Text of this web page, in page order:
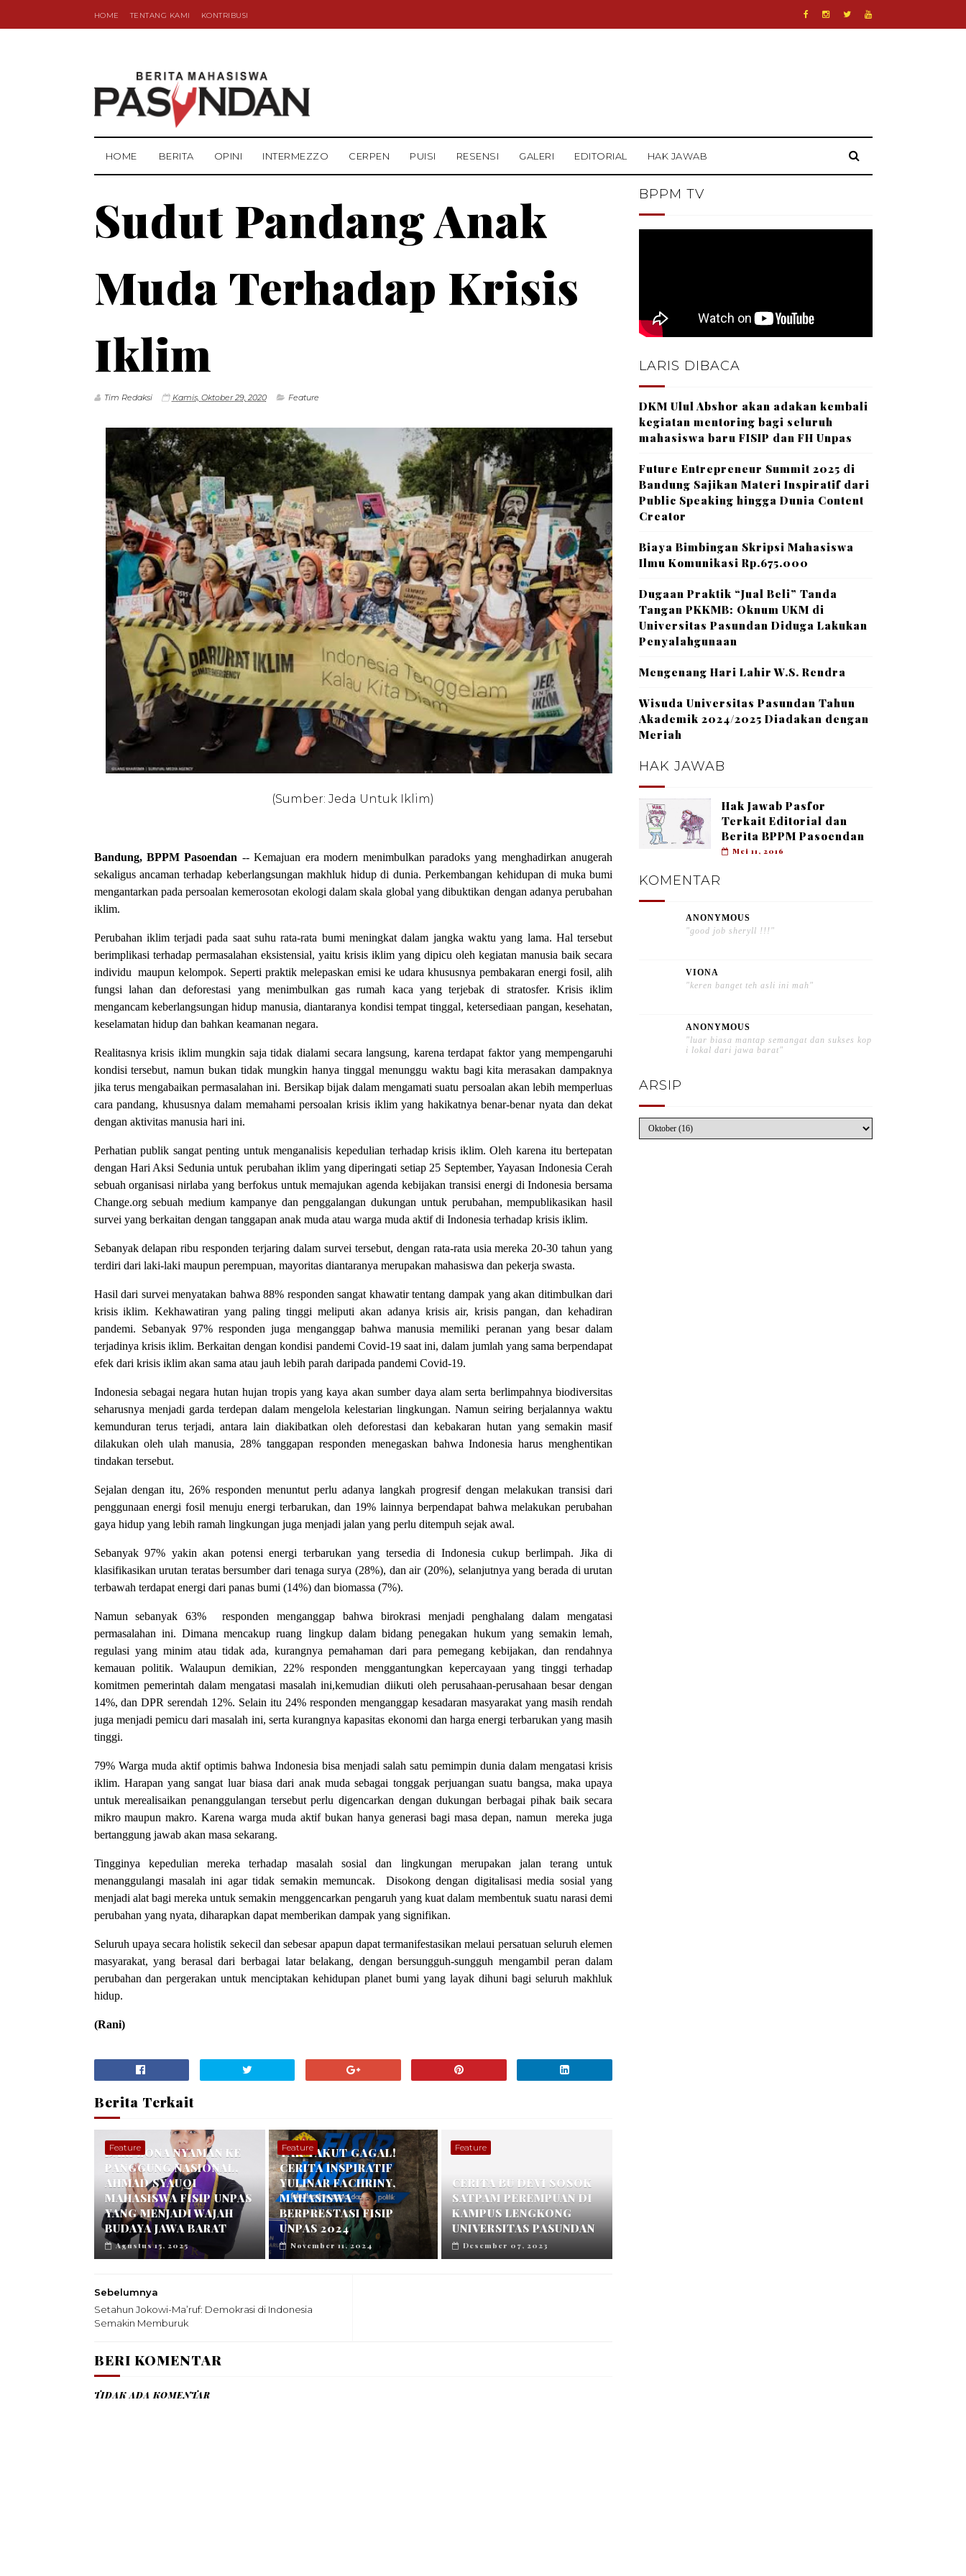
HOME TENTANG KAMI KONTRIBUSI
HOME BERITA OPINI INTERMEZZO CERPEN PUISI RESENSI GALERI EDITORIAL HAK JAWAB
Sudut Pandang Anak
Muda Terhadap Krisis
Iklim
Tim Redaksi Kamis, Oktober 29, 2020 Feature
(Sumber: Jeda Untuk Iklim)
Bandung, BPPM Pasoendan -- Kemajuan era modern menimbulkan paradoks yang menghadirkan anugerah
sekaligus ancaman terhadap keberlangsungan makhluk hidup di dunia. Perkembangan kehidupan di muka bumi
mengantarkan pada persoalan kemerosotan ekologi dalam skala global yang dibuktikan dengan adanya perubahan
iklim.
Perubahan iklim terjadi pada saat suhu rata-rata bumi meningkat dalam jangka waktu yang lama. Hal tersebut
berimplikasi terhadap permasalahan eksistensial, yaitu krisis iklim yang dipicu oleh kegiatan manusia baik secara
individu maupun kelompok. Seperti praktik melepaskan emisi ke udara khususnya pembakaran energi fosil, alih
fungsi lahan dan deforestasi yang menimbulkan gas rumah kaca yang terjebak di stratosfer. Krisis iklim
mengancam keberlangsungan hidup manusia, diantaranya kondisi tempat tinggal, ketersediaan pangan, kesehatan,
keselamatan hidup dan bahkan keamanan negara.
Realitasnya krisis iklim mungkin saja tidak dialami secara langsung, karena terdapat faktor yang mempengaruhi
kondisi tersebut, namun bukan tidak mungkin hanya tinggal menunggu waktu bagi kita merasakan dampaknya
jika terus mengabaikan permasalahan ini. Bersikap bijak dalam mengamati suatu persoalan akan lebih memperluas
cara pandang, khususnya dalam memahami persoalan krisis iklim yang hakikatnya benar-benar nyata dan dekat
dengan aktivitas manusia hari ini.
Perhatian publik sangat penting untuk menganalisis kepedulian terhadap krisis iklim. Oleh karena itu bertepatan
dengan Hari Aksi Sedunia untuk perubahan iklim yang diperingati setiap 25 September, Yayasan Indonesia Cerah
sebuah organisasi nirlaba yang berfokus untuk memajukan agenda kebijakan transisi energi di Indonesia bersama
Change.org sebuah medium kampanye dan penggalangan dukungan untuk perubahan, mempublikasikan hasil
survei yang berkaitan dengan tanggapan anak muda atau warga muda aktif di Indonesia terhadap krisis iklim.
Sebanyak delapan ribu responden terjaring dalam survei tersebut, dengan rata-rata usia mereka 20-30 tahun yang
terdiri dari laki-laki maupun perempuan, mayoritas diantaranya merupakan mahasiswa dan pekerja swasta.
Hasil dari survei menyatakan bahwa 88% responden sangat khawatir tentang dampak yang akan ditimbulkan dari
krisis iklim. Kekhawatiran yang paling tinggi meliputi akan adanya krisis air, krisis pangan, dan kehadiran
pandemi. Sebanyak 97% responden juga menganggap bahwa manusia memiliki peranan yang besar dalam
terjadinya krisis iklim. Berkaitan dengan kondisi pandemi Covid-19 saat ini, dalam jumlah yang sama berpendapat
efek dari krisis iklim akan sama atau jauh lebih parah daripada pandemi Covid-19.
Indonesia sebagai negara hutan hujan tropis yang kaya akan sumber daya alam serta berlimpahnya biodiversitas
seharusnya menjadi garda terdepan dalam mengelola kelestarian lingkungan. Namun seiring berjalannya waktu
kemunduran terus terjadi, antara lain diakibatkan oleh deforestasi dan kebakaran hutan yang semakin masif
dilakukan oleh ulah manusia, 28% tanggapan responden menegaskan bahwa Indonesia harus menghentikan
tindakan tersebut.
Sejalan dengan itu, 26% responden menuntut perlu adanya langkah progresif dengan melakukan transisi dari
penggunaan energi fosil menuju energi terbarukan, dan 19% lainnya berpendapat bahwa melakukan perubahan
gaya hidup yang lebih ramah lingkungan juga menjadi jalan yang perlu ditempuh sejak awal.
Sebanyak 97% yakin akan potensi energi terbarukan yang tersedia di Indonesia cukup berlimpah. Jika di
klasifikasikan urutan teratas bersumber dari tenaga surya (28%), dan air (20%), selanjutnya yang berada di urutan
terbawah terdapat energi dari panas bumi (14%) dan biomassa (7%).
Namun sebanyak 63% responden menganggap bahwa birokrasi menjadi penghalang dalam mengatasi
permasalahan ini. Dimana mencakup ruang lingkup dalam bidang penegakan hukum yang semakin lemah,
regulasi yang minim atau tidak ada, kurangnya pemahaman dari para pemegang kebijakan, dan rendahnya
kemauan politik. Walaupun demikian, 22% responden menggantungkan kepercayaan yang tinggi terhadap
komitmen pemerintah dalam mengatasi masalah ini,kemudian diikuti oleh perusahaan-perusahaan besar dengan
14%, dan DPR serendah 12%. Selain itu 24% responden menganggap kesadaran masyarakat yang masih rendah
juga menjadi pemicu dari masalah ini, serta kurangnya kapasitas ekonomi dan harga energi terbarukan yang masih
tinggi.
79% Warga muda aktif optimis bahwa Indonesia bisa menjadi salah satu pemimpin dunia dalam mengatasi krisis
iklim. Harapan yang sangat luar biasa dari anak muda sebagai tonggak perjuangan suatu bangsa, maka upaya
untuk merealisaikan penanggulangan tersebut perlu digencarkan dengan dukungan berbagai pihak baik secara
mikro maupun makro. Karena warga muda aktif bukan hanya generasi bagi masa depan, namun mereka juga
bertanggung jawab akan masa sekarang.
Tingginya kepedulian mereka terhadap masalah sosial dan lingkungan merupakan jalan terang untuk
menanggulangi masalah ini agar tidak semakin memuncak. Disokong dengan digitalisasi media sosial yang
menjadi alat bagi mereka untuk semakin menggencarkan pengaruh yang kuat dalam membentuk suatu narasi demi
perubahan yang nyata, diharapkan dapat memberikan dampak yang signifikan.
Seluruh upaya secara holistik sekecil dan sebesar apapun dapat termanifestasikan melaui persatuan seluruh elemen
masyarakat, yang berasal dari berbagai latar belakang, dengan bersungguh-sungguh mengambil peran dalam
perubahan dan pergerakan untuk menciptakan kehidupan planet bumi yang layak dihuni bagi seluruh makhluk
hidup.
(Rani)
Berita Terkait
Feature
DARI ZONA NYAMAN KE
PANGGUNG NASIONAL,
AHMAD SYAUQI
MAHASISWA FISIP UNPAS
YANG MENJADI WAJAH
BUDAYA JAWA BARAT
Agustus 15, 2025
Feature
TAK TAKUT GAGAL!
CERITA INSPIRATIF
YULINAR FACHRINY,
MAHASISWA
BERPRESTASI FISIP
UNPAS 2024
November 11, 2024
Feature
CERITA BU DEVI SOSOK
SATPAM PEREMPUAN DI
KAMPUS LENGKONG
UNIVERSITAS PASUNDAN
Desember 07, 2023
Sebelumnya
Setahun Jokowi-Ma’ruf: Demokrasi di Indonesia
Semakin Memburuk
BERI KOMENTAR
TIDAK ADA KOMENTAR
BPPM TV
LARIS DIBACA
DKM Ulul Abshor akan adakan kembali
kegiatan mentoring bagi seluruh
mahasiswa baru FISIP dan FH Unpas
Future Entrepreneur Summit 2025 di
Bandung Sajikan Materi Inspiratif dari
Public Speaking hingga Dunia Content
Creator
Biaya Bimbingan Skripsi Mahasiswa
Ilmu Komunikasi Rp.675.000
Dugaan Praktik “Jual Beli” Tanda
Tangan PKKMB: Oknum UKM di
Universitas Pasundan Diduga Lakukan
Penyalahgunaan
Mengenang Hari Lahir W.S. Rendra
Wisuda Universitas Pasundan Tahun
Akademik 2024/2025 Diadakan dengan
Meriah
HAK JAWAB
Hak Jawab Pasfor
Terkait Editorial dan
Berita BPPM Pasoendan
Mei 11, 2016
KOMENTAR
ANONYMOUS
"good job sheryll !!!"
VIONA
"keren banget teh asli ini mah"
ANONYMOUS
"luar biasa mantap semangat dan sukses kop
i lokal dari jawa barat"
ARSIP